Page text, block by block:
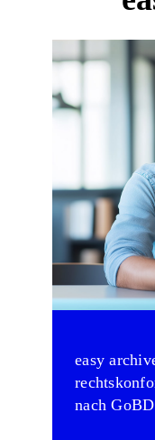
easy
nach